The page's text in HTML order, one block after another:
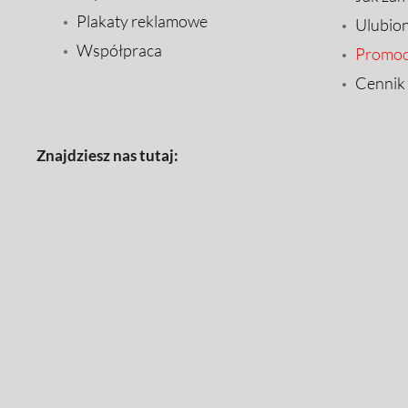
Plakaty reklamowe
Współpraca
Cennik
Znajdziesz nas tutaj: